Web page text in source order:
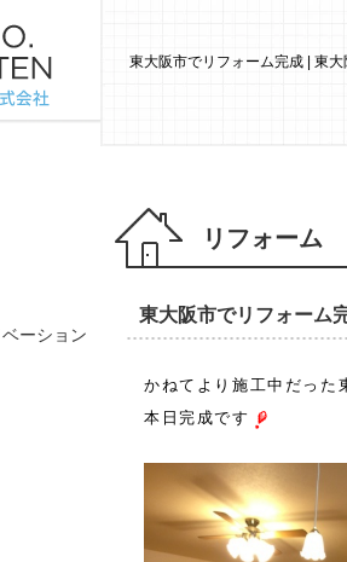
東大阪市でリフォーム完成 | 東
ーション
リフォーム
東大阪市でリフォーム
かねてより施工中だった
本日完成です